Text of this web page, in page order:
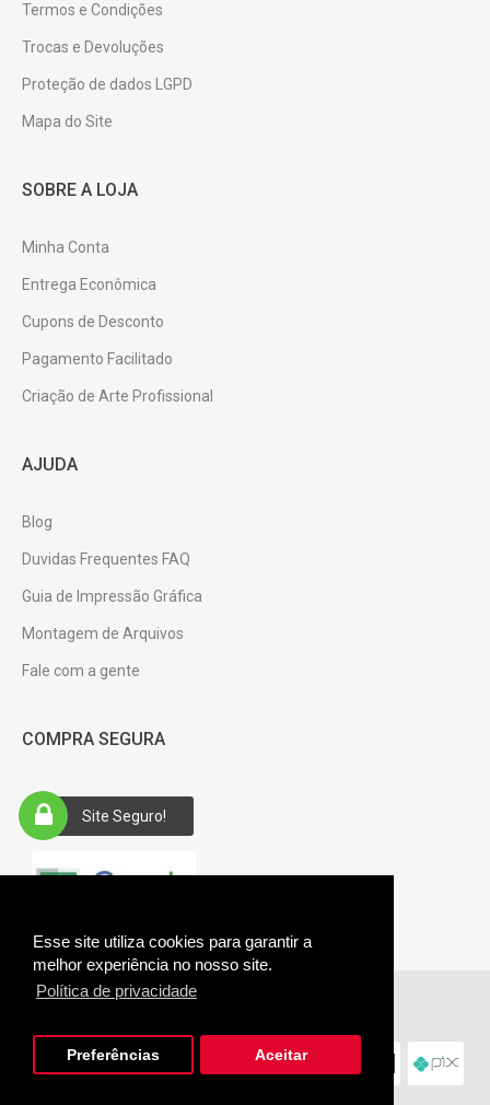
Esse site utiliza cookies para garantir a
melhor experiência no nosso site.
Política de privacidade
Preferências Aceitar
Termos e Condições
Trocas e Devoluções
Proteção de dados LGPD
Mapa do Site
SOBRE A LOJA
Minha Conta
Entrega Econômica
Cupons de Desconto
Pagamento Facilitado
Criação de Arte Profissional
AJUDA
Blog
Duvidas Frequentes FAQ
Guia de Impressão Gráfica
Montagem de Arquivos
Fale com a gente
COMPRA SEGURA
Site Seguro!
Giftus © 2026. CNPJ: 28.485.361/0001-94.